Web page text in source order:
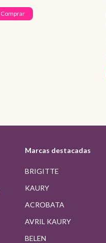
Marcas destacadas
BRIGITTE
KAURY
ACROBATA
AVRIL KAURY
BELEN